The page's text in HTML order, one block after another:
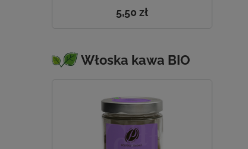
5,50 zł
Włoska kawa BIO